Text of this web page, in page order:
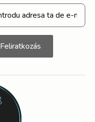
Feliratkozás